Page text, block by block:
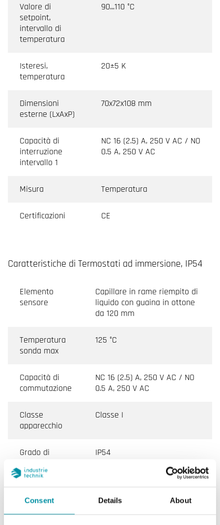
Consent Details About
Valore di
setpoint,
intervallo di
temperatura
90...110 °C
Isteresi,
temperatura
20±5 K
Dimensioni
esterne (LxAxP)
70x72x108 mm
Capacità di
interruzione
intervallo 1
NC 16 (2.5) A, 250 V AC / NO
0.5 A, 250 V AC
Misura Temperatura
Certificazioni CE
Caratteristiche di Termostati ad immersione, IP54
Elemento
sensore
Capillare in rame riempito di
liquido con guaina in ottone
da 120 mm
Temperatura
sonda max
125 °C
Capacità di
commutazione
NC 16 (2.5) A, 250 V AC / NO
0.5 A, 250 V AC
Classe
apparecchio
Classe I
Grado di
IP54
ambiente
(senza